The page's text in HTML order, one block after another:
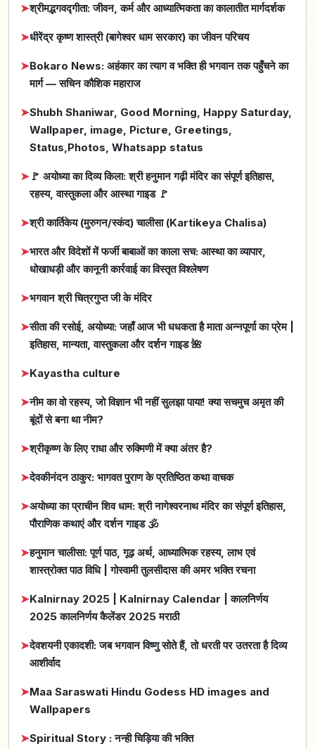
➤श्रीमद्भगवद्गीता: जीवन, कर्म और आध्यात्मिकता का कालातीत मार्गदर्शक
➤धीरेंद्र कृष्ण शास्त्री (बागेश्वर धाम सरकार) का जीवन परिचय
➤Bokaro News: अहंकार का त्याग व भक्ति ही भगवान तक पहुँचने का
मार्ग — सचिन कौशिक महाराज
➤Shubh Shaniwar, Good Morning, Happy Saturday,
Wallpaper, image, Picture, Greetings,
Status,Photos, Whatsapp status
➤🚩 अयोध्या का दिव्य किला: श्री हनुमान गढ़ी मंदिर का संपूर्ण इतिहास,
रहस्य, वास्तुकला और आस्था गाइड 🚩
➤श्री कार्तिकेय (मुरुगन/स्कंद) चालीसा (Kartikeya Chalisa)
➤भारत और विदेशों में फर्जी बाबाओं का काला सच: आस्था का व्यापार,
धोखाधड़ी और कानूनी कार्रवाई का विस्तृत विश्लेषण
➤भगवान श्री चित्रगुप्त जी के मंदिर
➤सीता की रसोई, अयोध्या: जहाँ आज भी धधकता है माता अन्नपूर्णा का प्रेम |
इतिहास, मान्यता, वास्तुकला और दर्शन गाइड 🌺
➤Kayastha culture
➤नीम का वो रहस्य, जो विज्ञान भी नहीं सुलझा पाया! क्या सचमुच अमृत की
बूंदों से बना था नीम?
➤श्रीकृष्ण के लिए राधा और रुक्मिणी में क्या अंतर है?
➤देवकीनंदन ठाकुर: भागवत पुराण के प्रतिष्ठित कथा वाचक
➤अयोध्या का प्राचीन शिव धाम: श्री नागेश्वरनाथ मंदिर का संपूर्ण इतिहास,
पौराणिक कथाएं और दर्शन गाइड 🕉️
➤हनुमान चालीसा: पूर्ण पाठ, गूढ़ अर्थ, आध्यात्मिक रहस्य, लाभ एवं
शास्त्रोक्त पाठ विधि | गोस्वामी तुलसीदास की अमर भक्ति रचना
➤Kalnirnay 2025 | Kalnirnay Calendar | कालनिर्णय
2025 कालनिर्णय कैलेंडर 2025 मराठी
➤देवशयनी एकादशी: जब भगवान विष्णु सोते हैं, तो धरती पर उतरता है दिव्य
आशीर्वाद
➤Maa Saraswati Hindu Godess HD images and
Wallpapers
➤Spiritual Story : नन्ही चिड़िया की भक्ति